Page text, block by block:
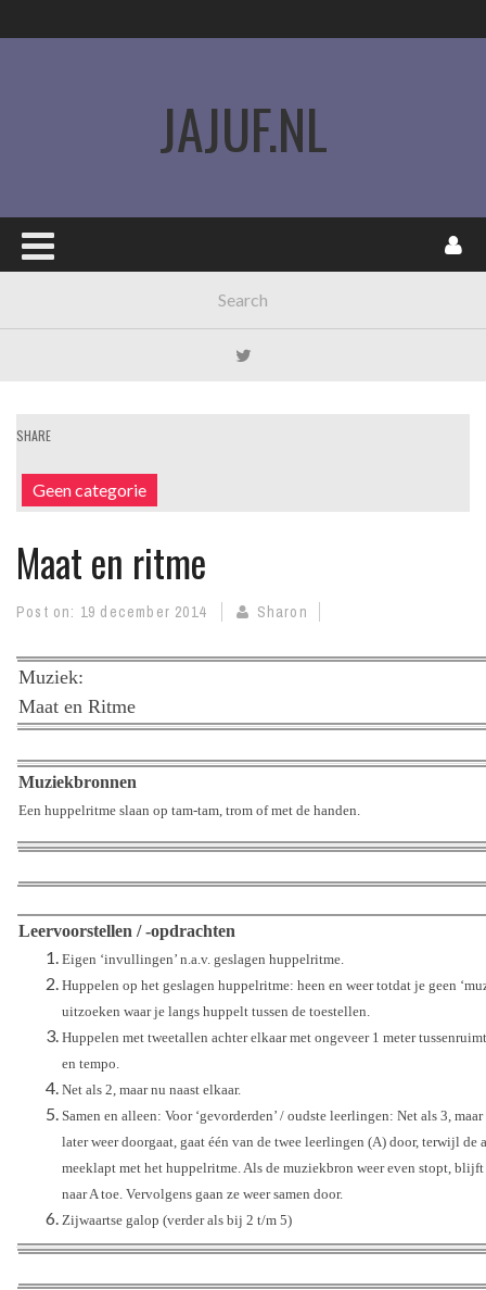
JAJUF.NL
SHARE
Geen categorie
Maat en ritme
Post on: 19 december 2014 Sharon
Muziek:
Maat en Ritme
Muziekbronnen
Een huppelritme slaan op tam-tam, trom of met de handen.
Leervoorstellen / -opdrachten
Eigen ‘invullingen’ n.a.v. geslagen huppelritme.
Huppelen op het geslagen huppelritme: heen en weer totdat je geen
uitzoeken waar je langs huppelt tussen de toestellen.
Huppelen met tweetallen achter elkaar met ongeveer 1 meter
en tempo.
Net als 2, maar nu naast elkaar.
Samen en alleen: Voor ‘gevorderden’ / oudste leerlingen: Net als 3,
later weer doorgaat, gaat één van de twee leerlingen (A) door, terwijl
meeklapt met het huppelritme. Als de muziekbron weer even stopt,
naar A toe. Vervolgens gaan ze weer samen door.
Zijwaartse galop (verder als bij 2 t/m 5)